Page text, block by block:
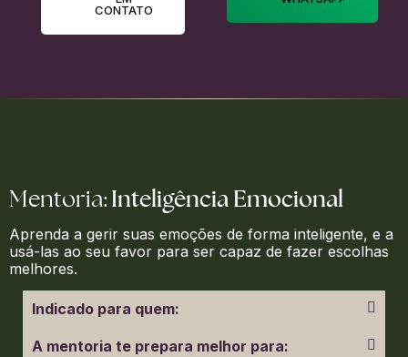
CONTATO
Mentoria:Inteligência Emocional
Aprenda a gerir suas emoções de forma inteligente, e a
usá-las ao seu favor para ser capaz de fazer escolhas
melhores.
Indicado para quem:
A mentoria te prepara melhor para: